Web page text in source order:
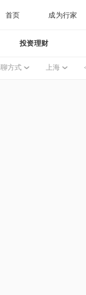
首页 成为行家
投资理财
方式 上海